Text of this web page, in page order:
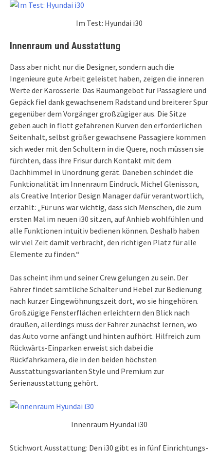
Im Test: Hyundai i30
Innenraum und Ausstattung
Dass aber nicht nur die Designer, sondern auch die
Ingenieure gute Arbeit geleistet haben, zeigen die inneren
Werte der Karosserie: Das Raumangebot für Passagiere und
Gepäck fiel dank gewachsenem Radstand und breiterer Spur
gegenüber dem Vorgänger großzügiger aus. Die Sitze
geben auch in flott gefahrenen Kurven den erforderlichen
Seitenhalt, selbst größer gewachsene Passagiere kommen
sich weder mit den Schultern in die Quere, noch müssen sie
fürchten, dass ihre Frisur durch Kontakt mit dem
Dachhimmel in Unordnung gerät. Daneben schindet die
Funktionalität im Innenraum Eindruck. Michel Glenisson,
als Creative Interior Design Manager dafür verantwortlich,
erzählt: „Für uns war wichtig, dass sich Menschen, die zum
ersten Mal im neuen i30 sitzen, auf Anhieb wohlfühlen und
alle Funktionen intuitiv bedienen können. Deshalb haben
wir viel Zeit damit verbracht, den richtigen Platz für alle
Elemente zu finden.“
Das scheint ihm und seiner Crew gelungen zu sein. Der
Fahrer findet sämtliche Schalter und Hebel zur Bedienung
nach kurzer Eingewöhnungszeit dort, wo sie hingehören.
Großzügige Fensterflächen erleichtern den Blick nach
draußen, allerdings muss der Fahrer zunächst lernen, wo
das Auto vorne anfängt und hinten aufhört. Hilfreich zum
Rückwärts-Einparken erweist sich dabei die
Rückfahrkamera, die in den beiden höchsten
Ausstattungsvarianten Style und Premium zur
Serienausstattung gehört.
Innenraum Hyundai i30
Stichwort Ausstattung: Den i30 gibt es in fünf Einrichtungs-